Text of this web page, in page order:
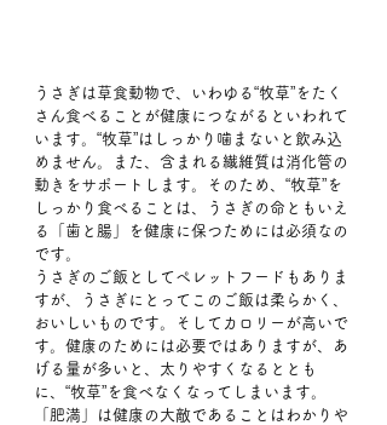
うさぎは草食動物で、いわゆる“牧草”をたく
さん食べることが健康につながるといわれて
います。“牧草”はしっかり噛まないと飲み込
めません。また、含まれる繊維質は消化管の
動きをサポートします。そのため、“牧草”を
しっかり食べることは、うさぎの命ともいえ
る「歯と腸」を健康に保つためには必須なの
です。
うさぎのご飯としてペレットフードもありま
すが、うさぎにとってこのご飯は柔らかく、
おいしいものです。そしてカロリーが高いで
す。健康のためには必要ではありますが、あ
げる量が多いと、太りやすくなるととも
に、“牧草”を食べなくなってしまいます。
「肥満」は健康の大敵であることはわかりや